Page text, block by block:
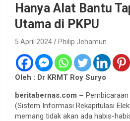
Hanya Alat Bantu
Utama di PKPU
5 April 2024 Philip Jehamun
Oleh : Dr KRMT Roy Suryo
beritabernas.com –
(Sistem Informasi Rekapitulasi
memang tidak akan ada habis-